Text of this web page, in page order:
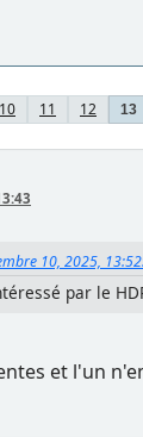
10 11 12 13
10, 2025,
par le
et l'un